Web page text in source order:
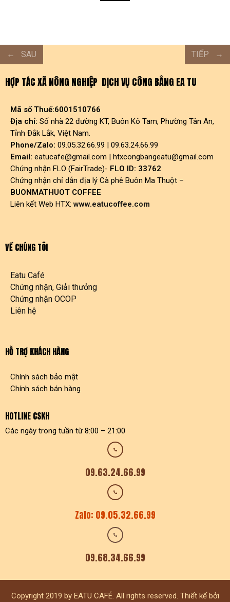
SAU TIẾP
HỢP TÁC XÃ NÔNG NGHIỆP DỊCH VỤ CÔNG BẰNG EA TU
Mã số Thuế:6001510766
Địa chỉ: Số nhà 22 đường KT, Buôn Kô Tam, Phường Tân An,
Tỉnh Đắk Lắk, Việt Nam.
Phone/Zalo: 09.05.32.66.99 | 09.63.24.66.99
Email: eatucafe@gmail.com | htxcongbangeatu@gmail.com
Chứng nhận FLO (FairTrade)- FLO ID: 33762
Chứng nhận chỉ dẫn địa lý Cà phê Buôn Ma Thuột –
BUONMATHUOT COFFEE
Liên kết Web HTX:www.eatucoffee.com
VỀ CHÚNG TÔI
Eatu Café
Chứng nhận, Giải thưởng
Chứng nhận OCOP
Liên hệ
HỖ TRỢ KHÁCH HÀNG
Chính sách bảo mật
Chính sách bán hàng
HOTLINE CSKH
Các ngày trong tuần từ 8:00 – 21:00
09.63.24.66.99
Zalo: 09.05.32.66.99
09.68.34.66.99
Copyright 2019 by EATU CAFÉ. All rights reserved. Thiết kế bởi